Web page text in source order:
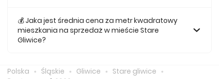
naszej ofercie kosztuje 314 116 zł.
💰 Jaka jest średnia cena za metr kwadratowy
mieszkania na sprzedaż w mieście Stare
Gliwice?
Polska Śląskie Gliwice
Stare gliwice